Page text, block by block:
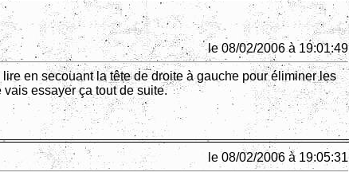
le 08/02/2006 à 19:01:49
en secouant la tête de droite à gauche pour éliminer les
essayer ça tout de suite.
le 08/02/2006 à 19:05:31